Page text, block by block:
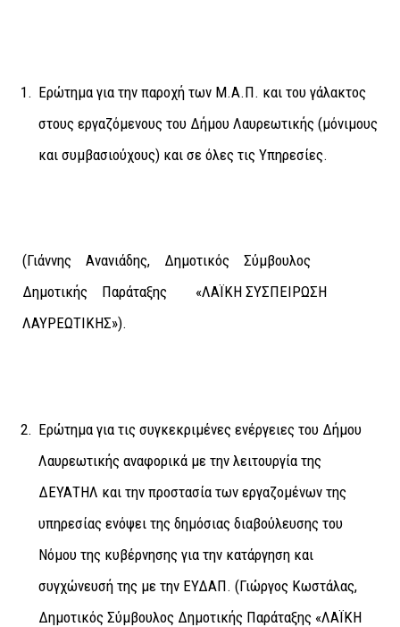
Ερώτημα για την παροχή των Μ.Α.Π. και του γάλακτος
στους εργαζόμενους του Δήμου Λαυρεωτικής (μόνιμους
και συμβασιούχους) και σε όλες τις Υπηρεσίες.
(Γιάννης Ανανιάδης, Δημοτικός Σύμβουλος
Δημοτικής Παράταξης «ΛΑΪΚΗ ΣΥΣΠΕΙΡΩΣΗ
ΛΑΥΡΕΩΤΙΚΗΣ»).
Ερώτημα για τις συγκεκριμένες ενέργειες του Δήμου
Λαυρεωτικής αναφορικά με την λειτουργία της
ΔΕΥΑΤΗΛ και την προστασία των εργαζομένων της
υπηρεσίας ενόψει της δημόσιας διαβούλευσης του
Νόμου της κυβέρνησης για την κατάργηση και
συγχώνευσή της με την ΕΥΔΑΠ. (Γιώργος Κωστάλας,
Δημοτικός Σύμβουλος Δημοτικής Παράταξης «ΛΑΪΚΗ